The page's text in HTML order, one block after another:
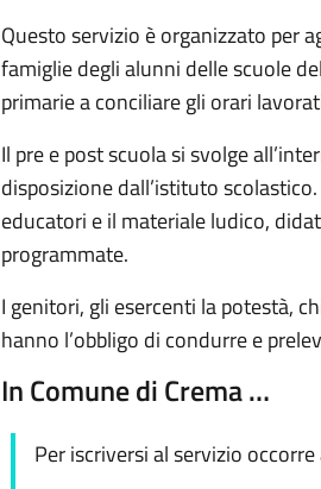
Questo servizio è organizzato per
famiglie degli alunni delle scuole
primarie a conciliare gli orari
Il pre e post scuola si svolge
disposizione dall’istituto
educatori e il materiale ludico,
programmate.
I genitori, gli esercenti la potestà,
hanno l’obbligo di condurre e
In Comune di Crema …
Per iscriversi al servizio